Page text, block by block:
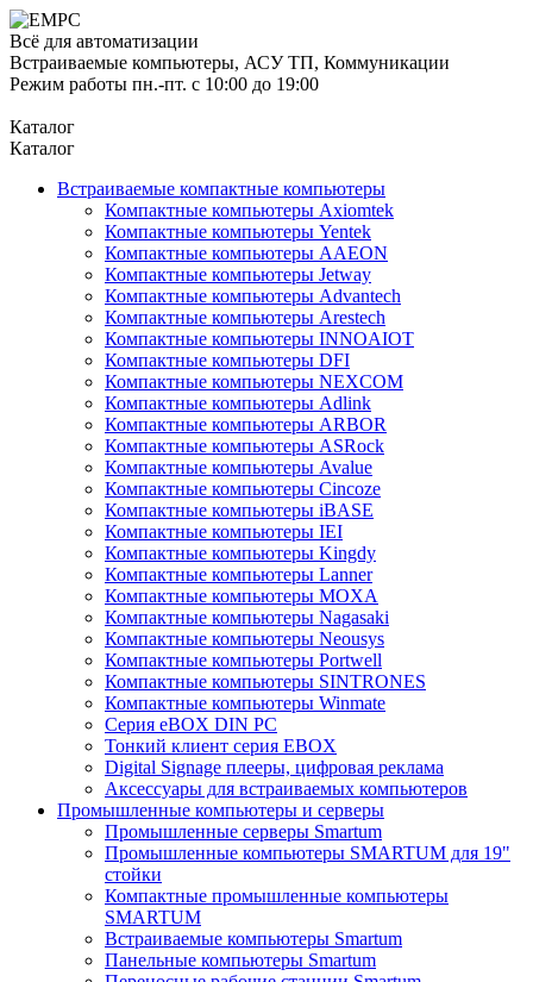
Всё для автоматизации
Встраиваемые компьютеры, АСУ ТП, Коммуникации
Режим работы пн.-пт. с 10:00 до 19:00
Каталог
Каталог
Встраиваемые компактные компьютеры
Компактные компьютеры Axiomtek
Компактные компьютеры Yentek
Компактные компьютеры AAEON
Компактные компьютеры Jetway
Компактные компьютеры Advantech
Компактные компьютеры Arestech
Компактные компьютеры INNOAIOT
Компактные компьютеры DFI
Компактные компьютеры NEXCOM
Компактные компьютеры Adlink
Компактные компьютеры ARBOR
Компактные компьютеры ASRock
Компактные компьютеры Avalue
Компактные компьютеры Cincoze
Компактные компьютеры iBASE
Компактные компьютеры IEI
Компактные компьютеры Kingdy
Компактные компьютеры Lanner
Компактные компьютеры MOXA
Компактные компьютеры Nagasaki
Компактные компьютеры Neousys
Компактные компьютеры Portwell
Компактные компьютеры SINTRONES
Компактные компьютеры Winmate
Серия eBOX DIN PC
Тонкий клиент серия EBOX
Digital Signage плееры, цифровая реклама
Аксессуары для встраиваемых компьютеров
Промышленные компьютеры и серверы
Промышленные серверы Smartum
Промышленные компьютеры SMARTUM для 19"
стойки
Компактные промышленные компьютеры
SMARTUM
Встраиваемые компьютеры Smartum
Панельные компьютеры Smartum